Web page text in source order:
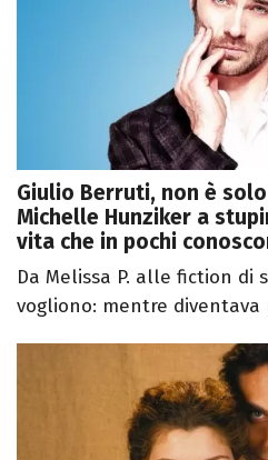
Giulio Berruti, non è
Michelle Hunziker a
vita che in pochi
Da Melissa P. alle fiction di
vogliono: mentre diventava